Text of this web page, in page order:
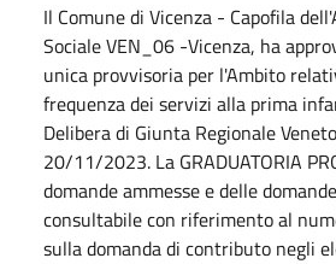
Il Comune di Vicenza - Capofila
Sociale VEN_06 -Vicenza, ha
unica provvisoria per l'Ambito
frequenza dei servizi alla prima
Delibera di Giunta Regionale
20/11/2023. La GRADUATORIA
domande ammesse e delle
consultabile con riferimento al
sulla domanda di contributo negli